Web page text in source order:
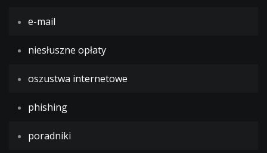
e-mail
niesłuszne opłaty
oszustwa internetowe
phishing
poradniki